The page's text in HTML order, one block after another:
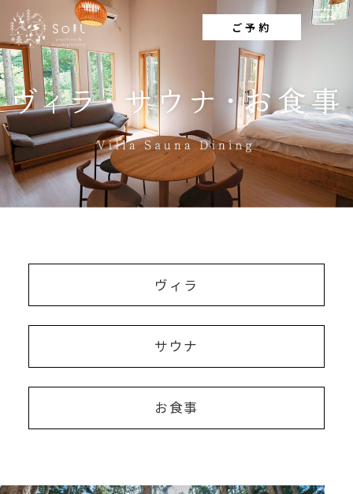
ご予約
ヴ ィ ラ
サ ウ ナ
お⾷事